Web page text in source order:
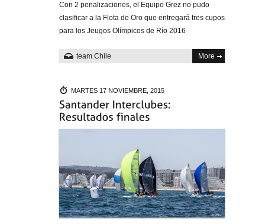
Con 2 penalizaciones, el Equipo Grez no pudo
clasificar a la Flota de Oro que entregará tres cupos
para los Jeugos Olímpicos de Río 2016
team Chile More
MARTES 17 NOVIEMBRE, 2015